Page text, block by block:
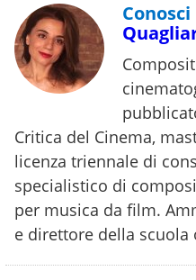
Critica del Cinema,
licenza triennale di
specialistico di
per musica da film.
e direttore della scuola